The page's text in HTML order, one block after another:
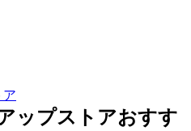
ップストアおすす